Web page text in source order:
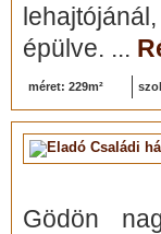
épülve. ...
méret: 229m²
Gödön